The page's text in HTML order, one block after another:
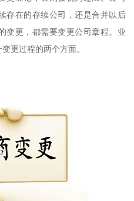
存在的存续公司，还是合并以后
变更，都需要变更公司章程。业
更过程的两个方面。